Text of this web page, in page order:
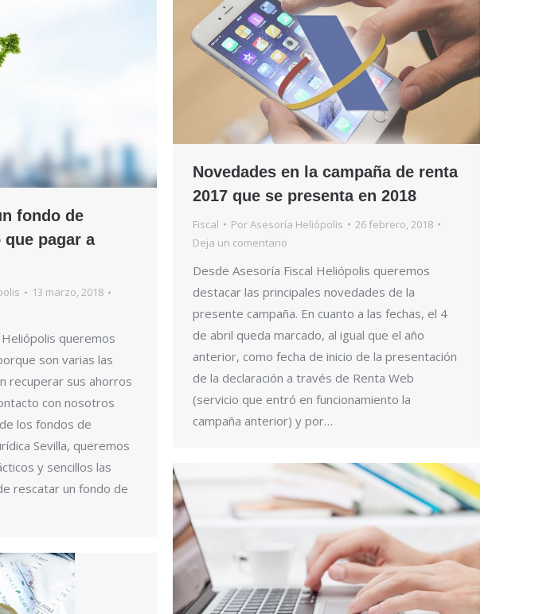
fondo de
pagar a
13 marzo, 2018
queremos
son varias las
recuperar sus ahorros
con nosotros
los fondos de
Sevilla, queremos
y sencillos las
rescatar un fondo de
Novedades en la campaña de renta
2017 que se presenta en 2018
Fiscal PorAsesoría Heliópolis
26 febrero, 2018
Deja un comentario
Desde Asesoría Fiscal Heliópolis queremos
destacar las principales novedades de la
presente campaña. En cuanto a las fechas, el 4
de abril queda marcado, al igual que el año
anterior, como fecha de inicio de la presentación
de la declaración a través de Renta Web
(servicio que entró en funcionamiento la
campaña anterior) y por…